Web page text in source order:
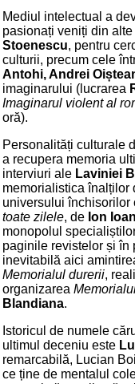
Mediul intelectual a
pasionați veniți din
Stoenescu, pentru
culturii, precum cele
Antohi, Andrei
imaginarului (lucrarea
Imaginarul violent al
oră).
Personalități culturale
a recupera memoria
interviuri ale Laviniei
memorialistica înalților
universului închisorilor
toate zilele, de Ion
monopolul
paginile revistelor și în
inevitabilă aici
Memorialul durerii,
organizarea
Blandiana.
Istoricul de numele
ultimul deceniu este
remarcabilă, Lucian
ce ține de mentalul